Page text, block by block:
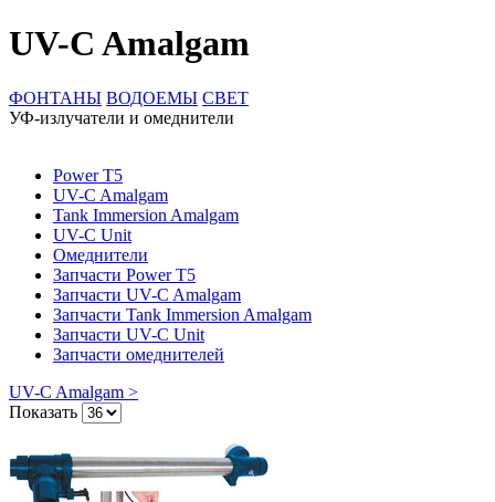
UV-C Amalgam
ФОНТАНЫ ВОДОЕМЫ СВЕТ
УФ-излучатели и омеднители
Power T5
UV-C Amalgam
Tank Immersion Amalgam
UV-C Unit
Омеднители
Запчасти Power T5
Запчасти UV-C Amalgam
Запчасти Tank Immersion Amalgam
Запчасти UV-C Unit
Запчасти омеднителей
UV-C Amalgam >
Показать